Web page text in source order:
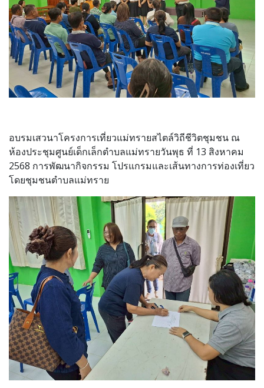
อบรมเสวนาโครงการเที่ยวแม่ทรายสไตล์วิถีชีวิตชุมชน ณ
ห้องประชุมศูนย์เด็กเล็กตำบลแม่ทรายวันพุธ ที่ 13 สิงหาคม
2568 การพัฒนากิจกรรม โปรแกรมและเส้นทางการท่องเที่ยว
โดยชุมชนตำบลแม่ทราย